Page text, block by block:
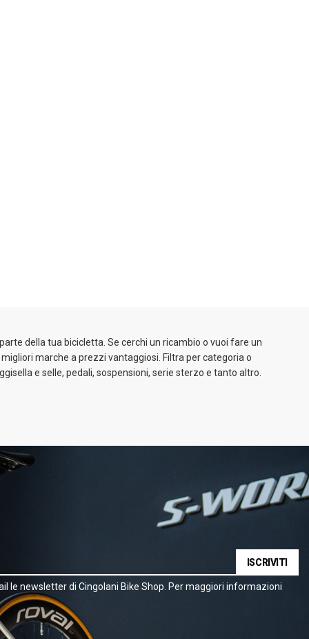
della tua bicicletta. Se cerchi un ricambio o vuoi fare un
marche a prezzi vantaggiosi. Filtra per categoria o
e selle, pedali, sospensioni, serie sterzo e tanto altro.
ISCRIVITI
le newsletter di Cingolani Bike Shop. Per maggiori informazioni